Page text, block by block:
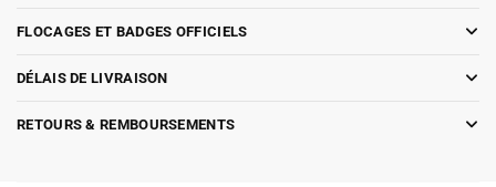
FLOCAGES ET BADGES OFFICIELS
DÉLAIS DE LIVRAISON
RETOURS & REMBOURSEMENTS